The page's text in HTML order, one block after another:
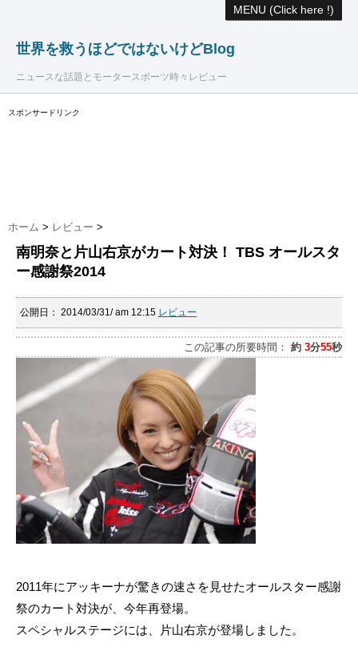
MENU (Click here !)
世界を救うほどではないけどBlog
ニュースな話題とモータースポーツ時々レビュー
スポンサードリンク
ホーム > レビュー >
南明奈と片山右京がカート対決！ TBS オールスタ
ー感謝祭2014
公開日： 2014/03/31/ am 12:15 レビュー
この記事の所要時間： 約 3分55秒
2011年にアッキーナが驚きの速さを見せたオールスター感謝
祭のカート対決が、今年再登場。
スペシャルステージには、片山右京が登場しました。